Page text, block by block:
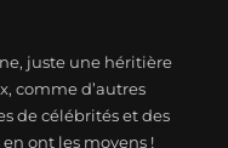
juste une héritière
comme d’autres
de célébrités et des
ont les moyens !